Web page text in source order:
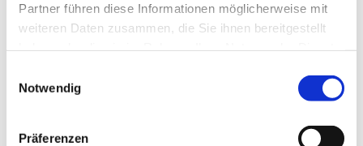
Partner führen diese Informationen möglicherweise mit
weiteren Daten zusammen, die Sie ihnen bereitgestellt
Notwendig
Präferenzen